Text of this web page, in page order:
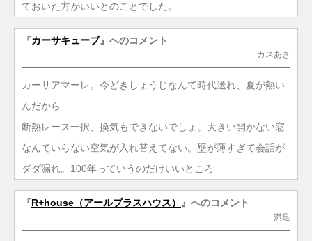
ておいた方がいいとのことでした。
『カーサキューブ』へのコメント
カスあき
カーサアマーレ。今どきしょうじなんて時代送れ、夏が熱い
んだから
断熱レース一択、換気もできないでしょ。大きい開かない窓
なんていらない空気が入れ替えてない。壁が薄すぎて会話が
ダダ漏れ。100年っていうのだけいいところ
『R+house（アールプラスハウス） 』へのコメント
満足